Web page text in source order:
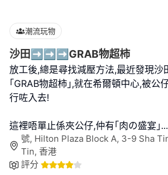
潮流玩物
沙田➡️➡️➡️GRAB物超柿
放工後,總是尋找減壓方法,最近發現沙
｢GRAB物超柿｣,就在希爾頓中心,被公
行咗入去!
這裡唔單止係夾公仔,仲有｢肉の盛宴｣...
號, Hilton Plaza Block A, 3-9 Sha
Tin, 香港
評分